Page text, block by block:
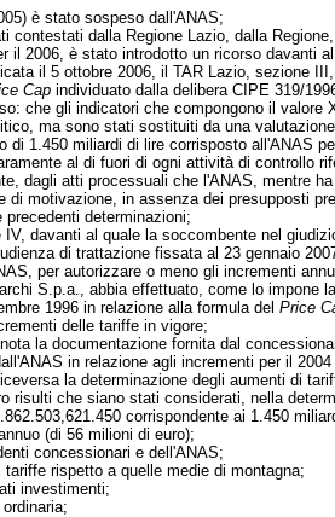
è stato sospeso dall'ANAS;
contestati dalla Regione Lazio, dalla
il 2006, è stato introdotto un ricorso davanti
il 5 ottobre 2006, il TAR Lazio, sezione
Capindividuato dalla delibera CIPE 319/
che gli indicatori che compongono il valore
ma sono stati sostituiti da una
di 1.450 miliardi di lire corrisposto all'ANAS
al di fuori di ogni attività di controllo
dagli atti processuali che l'ANAS, mentre
di motivazione, in assenza dei presupposti
determinazioni;
davanti al quale la soccombente nel
di trattazione fissata al 23 gennaio
per autorizzare o meno gli incrementi
S.p.a., abbia effettuato, come lo
1996 in relazione alla formula del Price
delle tariffe in vigore;
la documentazione fornita dal
in relazione agli incrementi per il 2004
la determinazione degli aumenti di
risulti che siano stati considerati, nella
corrispondente ai 1.450
(di 56 milioni di euro);
concessionari e dell'ANAS;
rispetto a quelle medie di montagna;
investimenti;